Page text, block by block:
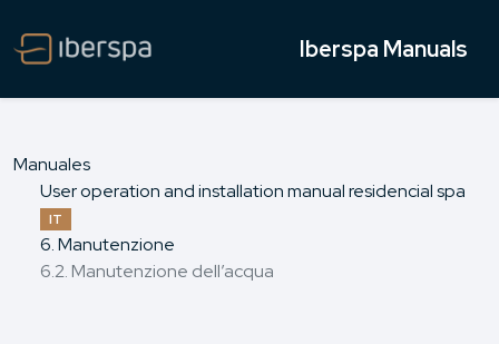
Iberspa Manuals
Manuales
User operation and installation manual residencial spa
IT
6. Manutenzione
6.2. Manutenzione dell’acqua